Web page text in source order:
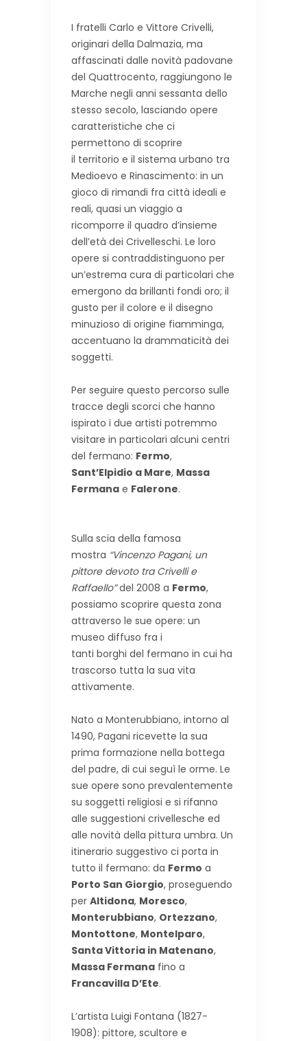
I fratelli Carlo e Vittore Crivelli,
originari della Dalmazia, ma
affascinati dalle novità padovane
del Quattrocento, raggiungono le
Marche negli anni sessanta dello
stesso secolo, lasciando opere
caratteristiche che ci
permettono di scoprire
il territorio e il sistema urbano tra
Medioevo e Rinascimento: in un
gioco di rimandi fra città ideali e
reali, quasi un viaggio a
ricomporre il quadro d’insieme
dell’età dei Crivelleschi. Le loro
opere si contraddistinguono per
un’estrema cura di particolari che
emergono da brillanti fondi oro; il
gusto per il colore e il disegno
minuzioso di origine fiamminga,
accentuano la drammaticità dei
soggetti.
Per seguire questo percorso sulle
tracce degli scorci che hanno
ispirato i due artisti potremmo
visitare in particolari alcuni centri
del fermano: Fermo,
Sant’Elpidio a Mare, Massa
Fermana e Falerone.
Sulla scia della famosa
mostra “Vincenzo Pagani, un
pittore devoto tra Crivelli e
Raffaello”del 2008 a Fermo,
possiamo scoprire questa zona
attraverso le sue opere: un
museo diffuso fra i
tanti borghi del fermano in cui ha
trascorso tutta la sua vita
attivamente.
Nato a Monterubbiano, intorno al
1490, Pagani ricevette la sua
prima formazione nella bottega
del padre, di cui seguì le orme. Le
sue opere sono prevalentemente
su soggetti religiosi e si rifanno
alle suggestioni crivellesche ed
alle novità della pittura umbra. Un
itinerario suggestivo ci porta in
tutto il fermano: da Fermo a
Porto San Giorgio, proseguendo
per Altidona, Moresco,
Monterubbiano, Ortezzano,
Montottone, Montelparo,
Santa Vittoria in Matenano,
Massa Fermana fino a
Francavilla D’Ete.
L’artista Luigi Fontana (1827-
1908): pittore, scultore e